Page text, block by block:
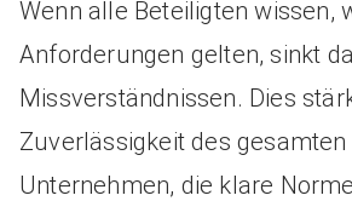
Wenn alle Beteiligten wissen,
Anforderungen gelten, sinkt
Missverständnissen. Dies
Zuverlässigkeit des
Unternehmen, die klare